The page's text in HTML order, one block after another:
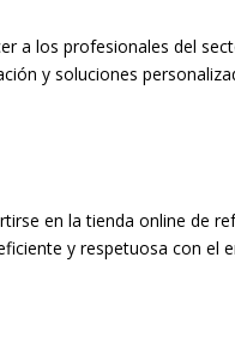
a los profesionales del
y soluciones
en la tienda online de
y respetuosa con